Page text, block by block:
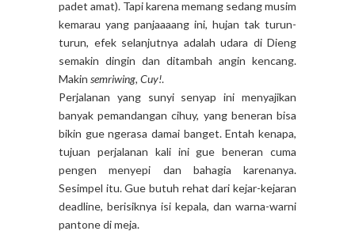
padet amat). Tapi karena memang sedang musim
kemarau yang panjaaaang ini, hujan tak turun-
turun, efek selanjutnya adalah udara di Dieng
semakin dingin dan ditambah angin kencang.
Makin semriwing, Cuy!.
Perjalanan yang sunyi senyap ini menyajikan
banyak pemandangan cihuy, yang beneran bisa
bikin gue ngerasa damai banget. Entah kenapa,
tujuan perjalanan kali ini gue beneran cuma
pengen menyepi dan bahagia karenanya.
Sesimpel itu. Gue butuh rehat dari kejar-kejaran
deadline, berisiknya isi kepala, dan warna-warni
pantone di meja.